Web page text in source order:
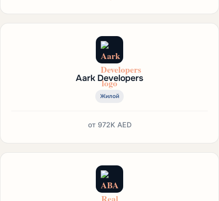
Aark Developers
Жилой
от 972K AED